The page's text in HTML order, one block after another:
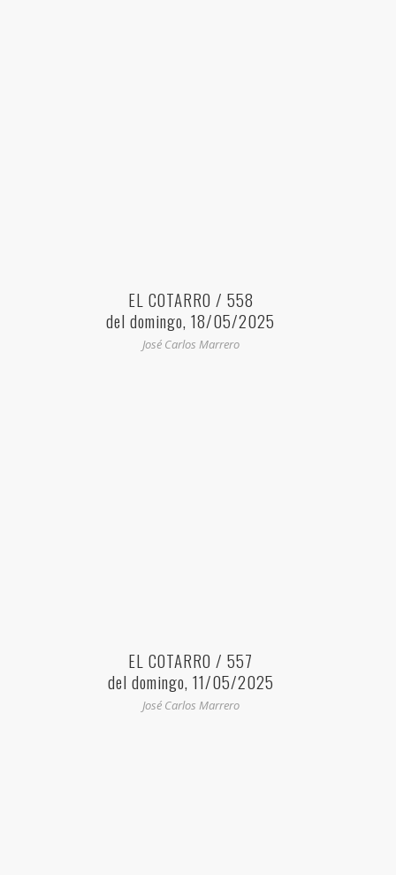
EL COTARRO / 558
del domingo, 18/05/2025
José Carlos Marrero
EL COTARRO / 557
del domingo, 11/05/2025
José Carlos Marrero